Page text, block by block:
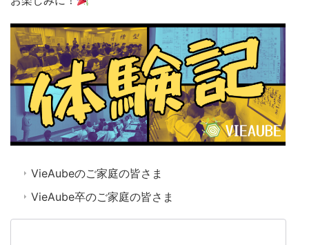
VieAubeのご家庭の皆さま
VieAube卒のご家庭の皆さま